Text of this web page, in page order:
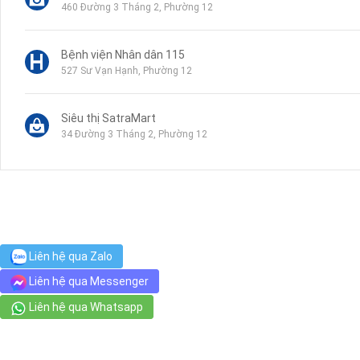
460 Đường 3 Tháng 2, Phường 12
Bệnh viện Nhân dân 115
527 Sư Vạn Hạnh, Phường 12
Siêu thị SatraMart
34 Đường 3 Tháng 2, Phường 12
Phòng Khám Da Liễu Doctor Scar - Chuyên điều trị sẹo rỗ
SS1N, Hồng Lĩnh, Phường 15
Công Viên Lê Thị Riêng
Liên hệ qua Zalo
Liên hệ qua Messenger
Liên hệ qua Whatsapp